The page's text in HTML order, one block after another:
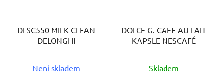
DLSC550 MILK CLEAN
DELONGHI
Není skladem
DOLCE G. CAFE AU LAIT
KAPSLE NESCAFÉ
Skladem